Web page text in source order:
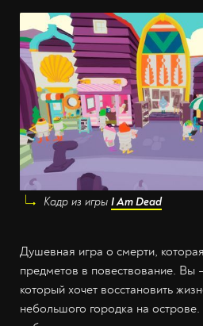
Кадр из игры I Am Dead
Душевная игра о смерти,
предметов в повествование. Вы
который хочет восстановить
небольшого городка на